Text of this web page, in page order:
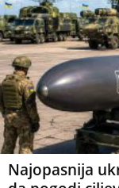
Najopasnija